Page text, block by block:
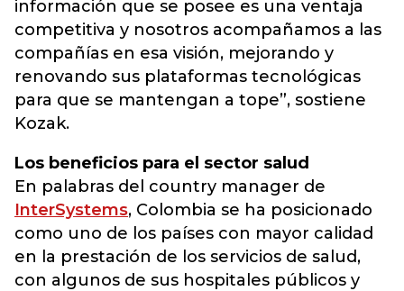
información que se posee es una ventaja
competitiva y nosotros acompañamos a las
compañías en esa visión, mejorando y
renovando sus plataformas tecnológicas
para que se mantengan a tope”, sostiene
Kozak.
Los beneficios para el sector salud
En palabras del country manager de
InterSystems, Colombia se ha posicionado
como uno de los países con mayor calidad
en la prestación de los servicios de salud,
con algunos de sus hospitales públicos y